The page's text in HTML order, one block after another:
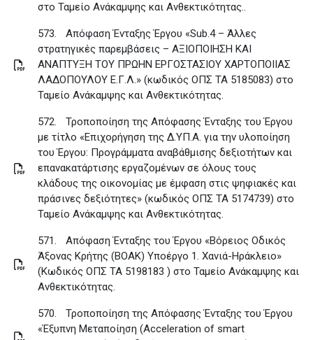
στο Ταμείο Ανάκαμψης και Ανθεκτικότητας..
573.
Απόφαση Ένταξης Έργου «Sub.4 – Άλλες
στρατηγικές παρεμβάσεις – ΑΞΙΟΠΟΙΗΣΗ ΚΑΙ
ΑΝΑΠΤΥΞΗ ΤΟΥ ΠΡΩΗΝ ΕΡΓΟΣΤΑΣΙΟΥ ΧΑΡΤΟΠΟΙΙΑΣ
ΛΑΔΟΠΟΥΛΟΥ Ε.Γ.Λ.» (κωδικός ΟΠΣ ΤΑ 5185083) στο
Ταμείο Ανάκαμψης και Ανθεκτικότητας.
572.
Τροποποίηση της Απόφασης Ένταξης του Έργου
με τίτλο «Επιχορήγηση της Δ.ΥΠ.Α. για την υλοποίηση
του Έργου: Προγράμματα αναβάθμισης δεξιοτήτων και
επανακατάρτισης εργαζομένων σε όλους τους
κλάδους της οικονομίας με έμφαση στις ψηφιακές και
πράσινες δεξιότητες» (κωδικός ΟΠΣ ΤΑ 5174739) στο
Ταμείο Ανάκαμψης και Ανθεκτικότητας.
571.
Απόφαση Ένταξης του Έργου «Βόρειος Οδικός
Άξονας Κρήτης (ΒΟΑΚ) Υποέργο 1. Χανιά-Ηράκλειο»
(Κωδικός ΟΠΣ ΤΑ 5198183 ) στο Ταμείο Ανάκαμψης και
Ανθεκτικότητας.
570.
Τροποποίηση της Απόφασης Ένταξης του Έργου
«Έξυπνη Μεταποίηση (Acceleration of smart